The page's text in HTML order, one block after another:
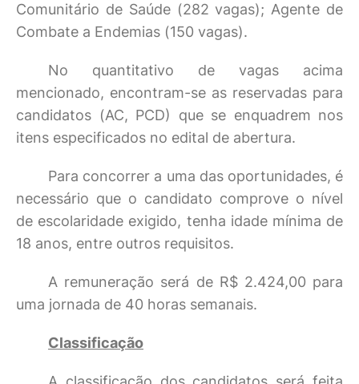
Comunitário de Saúde (282 vagas); Agente de
Combate a Endemias (150 vagas).
No quantitativo de vagas acima
mencionado, encontram-se as reservadas para
candidatos (AC, PCD) que se enquadrem nos
itens especificados no edital de abertura.
Para concorrer a uma das oportunidades, é
necessário que o candidato comprove o nível
de escolaridade exigido, tenha idade mínima de
18 anos, entre outros requisitos.
A remuneração será de R$ 2.424,00 para
uma jornada de 40 horas semanais.
Classificação